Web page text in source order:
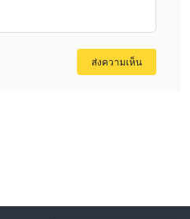
ส่งความเห็น